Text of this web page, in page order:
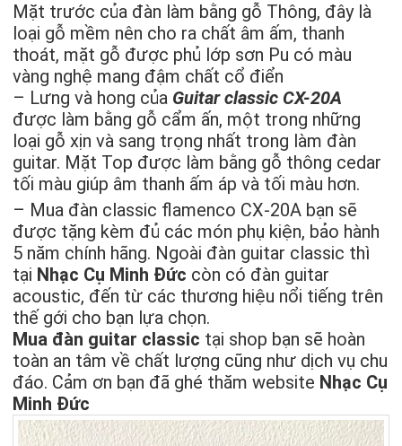
Mặt trước của đàn làm bằng gỗ Thông, đây là
loại gỗ mềm nên cho ra chất âm ấm, thanh
thoát, mặt gỗ được phủ lớp sơn Pu có màu
vàng nghệ mang đậm chất cổ điển
– Lưng và hong của Guitar classic CX-20A
được làm bằng gỗ cẩm ấn, một trong những
loại gỗ xịn và sang trọng nhất trong làm đàn
guitar. Mặt Top được làm bằng gỗ thông cedar
tối màu giúp âm thanh ấm áp và tối màu hơn.
– Mua đàn classic flamenco CX-20A bạn sẽ
được tặng kèm đủ các món phụ kiện, bảo hành
5 năm chính hãng. Ngoài đàn guitar classic thì
tại Nhạc Cụ Minh Đức còn có đàn guitar
acoustic, đến từ các thương hiệu nổi tiếng trên
thế gới cho bạn lựa chọn.
Mua đàn guitar classic tại shop bạn sẽ hoàn
toàn an tâm về chất lượng cũng như dịch vụ chu
đáo. Cảm ơn bạn đã ghé thăm website Nhạc Cụ
Minh Đức